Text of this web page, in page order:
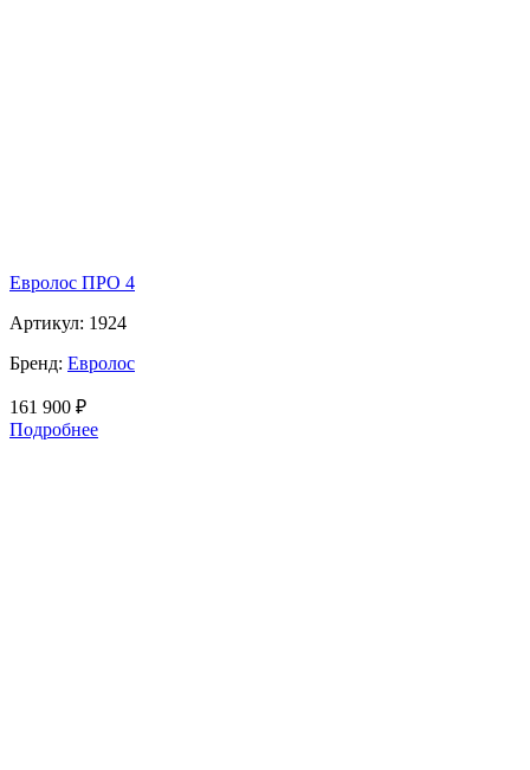
Евролос ПРО 4
Артикул: 1924
Бренд: Евролос
161 900 ₽
Подробнее